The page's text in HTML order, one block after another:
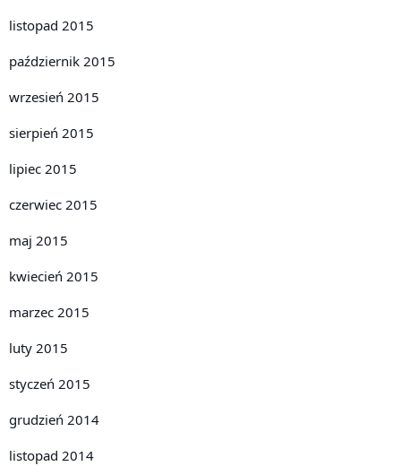
listopad 2015
październik 2015
wrzesień 2015
sierpień 2015
lipiec 2015
czerwiec 2015
maj 2015
kwiecień 2015
marzec 2015
luty 2015
styczeń 2015
grudzień 2014
listopad 2014